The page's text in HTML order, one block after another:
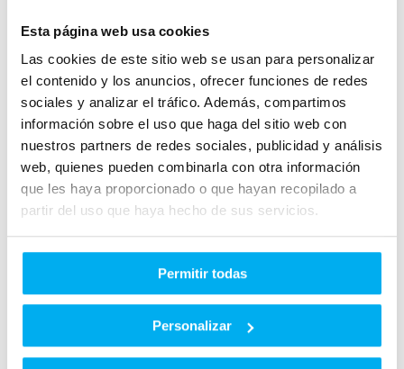
Esta página web usa cookies
Las cookies de este sitio web se usan para personalizar
el contenido y los anuncios, ofrecer funciones de redes
sociales y analizar el tráfico. Además, compartimos
información sobre el uso que haga del sitio web con
nuestros partners de redes sociales, publicidad y análisis
web, quienes pueden combinarla con otra información
que les haya proporcionado o que hayan recopilado a
partir del uso que haya hecho de sus servicios.
Permitir todas
Personalizar
antiguo de más de 7 años. De esta manera, se
elimina uno de los principales inconvenientes
que los conductores encuentran a la hora de
apostar por un coche eléctrico o hibrido, el
precio. Con este plan de ayudas, el Gobierno
pretende poner en circulación más de 250.000
vehículos eléctrico, así como incrementar el
número de puntos de recarga en nuestro país.
En este plan también se recoge medidas para
evitar que las grandes ciudades concentren el
grueso de las subvenciones, por eso aquellos
municipios con menos de 5.000 habitantes
recibirán una mayor subvención. Por otro lado,